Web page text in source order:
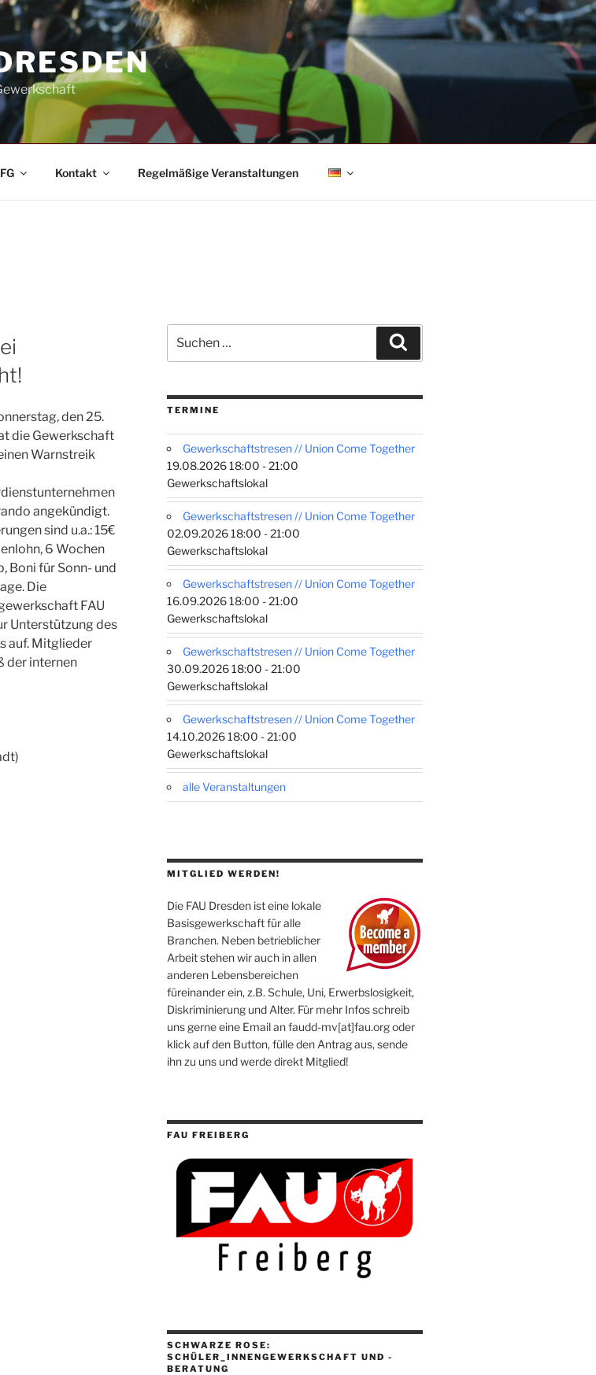
Kontakt Regelmäßige Veranstaltungen
den 25.
die Gewerkschaft
Warnstreik
angekündigt.
sind u.a.: 15€
6 Wochen
Boni für Sonn- und
Die
FAU
Unterstützung des
auf. Mitglieder
der internen
nach:
TERMINE
Gewerkschaftstresen // Union Come Together
19.08.2026 18:00 - 21:00
Gewerkschaftslokal
Gewerkschaftstresen // Union Come Together
02.09.2026 18:00 - 21:00
Gewerkschaftslokal
Gewerkschaftstresen // Union Come Together
16.09.2026 18:00 - 21:00
Gewerkschaftslokal
Gewerkschaftstresen // Union Come Together
30.09.2026 18:00 - 21:00
Gewerkschaftslokal
Gewerkschaftstresen // Union Come Together
14.10.2026 18:00 - 21:00
Gewerkschaftslokal
alle Veranstaltungen
MITGLIED WERDEN!
Die FAU Dresden ist eine lokale
Basisgewerkschaft für alle
Branchen. Neben betrieblicher
Arbeit stehen wir auch in allen
anderen Lebensbereichen
füreinander ein, z.B. Schule, Uni, Erwerbslosigkeit,
Diskriminierung und Alter. Für mehr Infos schreib
uns gerne eine Email an faudd-mv[at]fau.org oder
klick auf den Button, fülle den Antrag aus, sende
ihn zu uns und werde direkt Mitglied!
FAU FREIBERG
SCHWARZE ROSE:
SCHÜLER_INNENGEWERKSCHAFT UND -
BERATUNG